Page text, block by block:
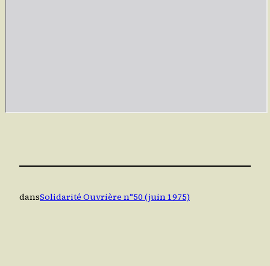
dansSolidarité Ouvrière n°50 (juin 1975)